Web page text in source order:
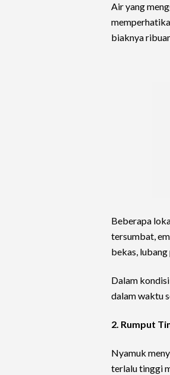
Air yang
biaknya
Beberapa
tersumbat,
bekas, lubang
Dalam
dalam waktu
2. Rumput
Nyamuk
terlalu tinggi